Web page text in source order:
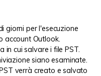
giorni per l'esecuzione
account Outlook.
in cui salvare i file PST.
siano esaminate.
verrà creato e salvato